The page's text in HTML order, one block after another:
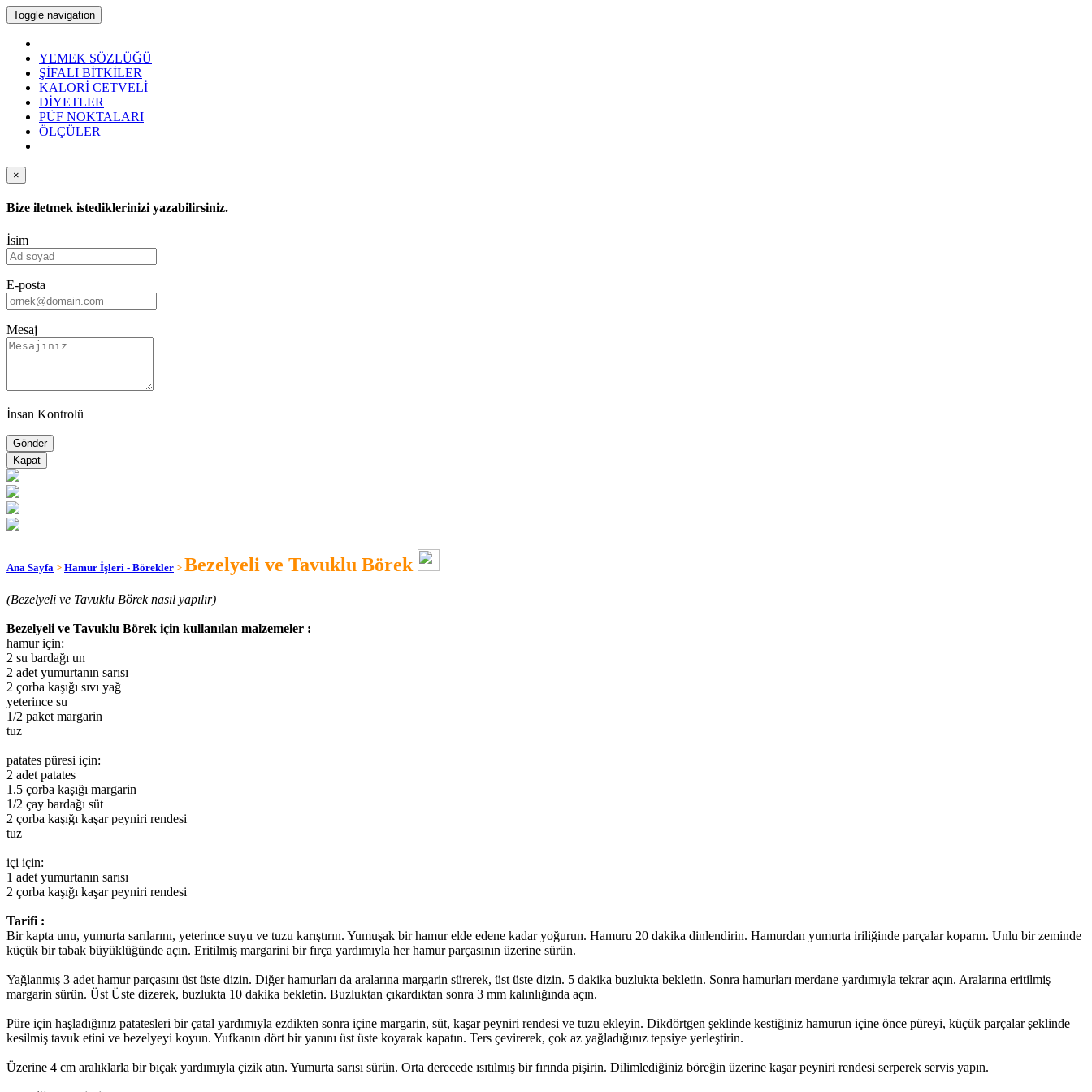
Toggle navigation
YEMEK SÖZLÜĞÜ
ŞİFALI BİTKİLER
KALORİ CETVELİ
DİYETLER
PÜF NOKTALARI
ÖLÇÜLER
×
Bize iletmek istediklerinizi yazabilirsiniz.
İsim
E-posta
Mesaj
İnsan Kontrolü
Kapat
Ana Sayfa > Hamur İşleri - Börekler > Bezelyeli ve Tavuklu Börek
(Bezelyeli ve Tavuklu Börek nasıl yapılır)
Bezelyeli ve Tavuklu Börek için kullanılan malzemeler :
hamur için:
2 su bardağı un
2 adet yumurtanın sarısı
2 çorba kaşığı sıvı yağ
yeterince su
1/2 paket margarin
tuz
patates püresi için:
2 adet patates
1.5 çorba kaşığı margarin
1/2 çay bardağı süt
2 çorba kaşığı kaşar peyniri rendesi
tuz
içi için:
1 adet yumurtanın sarısı
2 çorba kaşığı kaşar peyniri rendesi
Tarifi :
Bir kapta unu, yumurta sarılarını, yeterince suyu ve tuzu karıştırın. Yumuşak bir hamur elde edene kadar yoğurun. Hamuru 20 dakika dinlendirin. Hamurdan yumurta iriliğinde parçalar koparın. Unlu bir zeminde
küçük bir tabak büyüklüğünde açın. Eritilmiş margarini bir fırça yardımıyla her hamur parçasının üzerine sürün.
Yağlanmış 3 adet hamur parçasını üst üste dizin. Diğer hamurları da aralarına margarin sürerek, üst üste dizin. 5 dakika buzlukta bekletin. Sonra hamurları merdane yardımıyla tekrar açın. Aralarına eritilmiş
margarin sürün. Üst Üste dizerek, buzlukta 10 dakika bekletin. Buzluktan çıkardıktan sonra 3 mm kalınlığında açın.
Püre için haşladığınız patatesleri bir çatal yardımıyla ezdikten sonra içine margarin, süt, kaşar peyniri rendesi ve tuzu ekleyin. Dikdörtgen şeklinde kestiğiniz hamurun içine önce püreyi, küçük parçalar şeklinde
kesilmiş tavuk etini ve bezelyeyi koyun. Yufkanın dört bir yanını üst üste koyarak kapatın. Ters çevirerek, çok az yağladığınız tepsiye yerleştirin.
Üzerine 4 cm aralıklarla bir bıçak yardımıyla çizik atın. Yumurta sarısı sürün. Orta derecede ısıtılmış bir fırında pişirin. Dilimlediğiniz böreğin üzerine kaşar peyniri rendesi serperek servis yapın.